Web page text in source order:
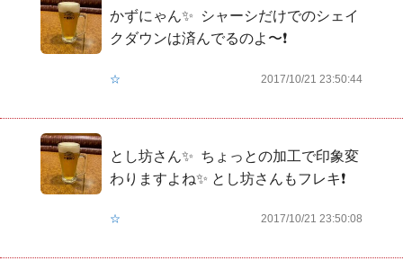
かずにゃん✨  シャーシだけでのシェイ
クダウンは済んでるのよ〜❗️
☆ 2017/10/21 23:50:44
とし坊さん✨  ちょっとの加工で印象変
わりますよね✨ とし坊さんもフレキ❗️
☆ 2017/10/21 23:50:08